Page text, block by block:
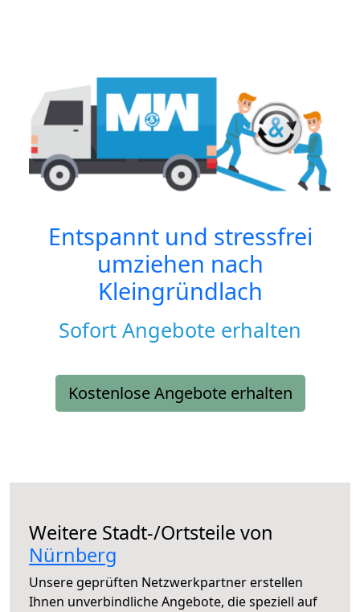
Entspannt und stressfrei
umziehen nach
Kleingründlach
Sofort Angebote erhalten
Kostenlose Angebote erhalten
Weitere Stadt-/Ortsteile von
Nürnberg
Unsere geprüften Netzwerkpartner erstellen
Ihnen unverbindliche Angebote, die speziell auf